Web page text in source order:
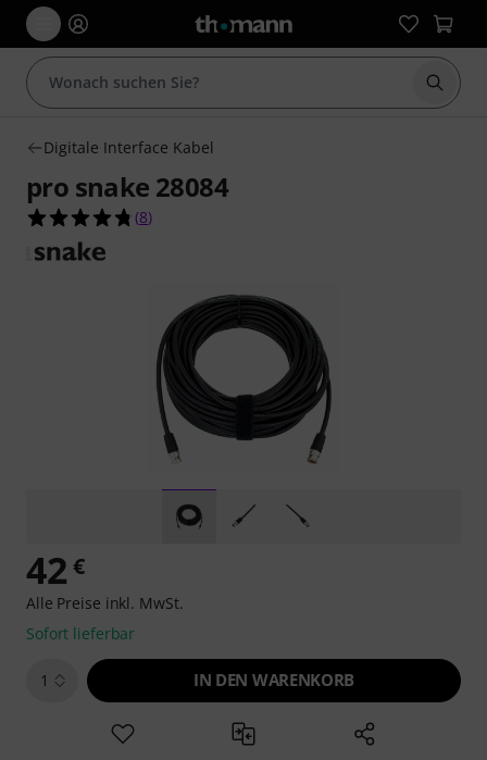
Suche
Digitale Interface Kabel
pro snake 28084
4.8 von 5 Sternen aus 8 Kundenbewertungen
(8)
42 €
Alle Preise inkl. MwSt.
Sofort lieferbar
1 IN DEN WARENKORB